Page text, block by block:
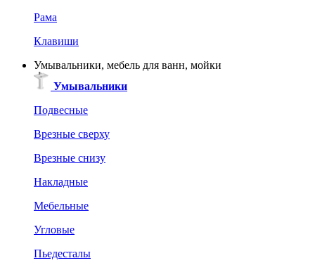
Рама
Клавиши
Умывальники, мебель для ванн, мойки
Умывальники
Подвесные
Врезные сверху
Врезные снизу
Накладные
Мебельные
Угловые
Пьедесталы